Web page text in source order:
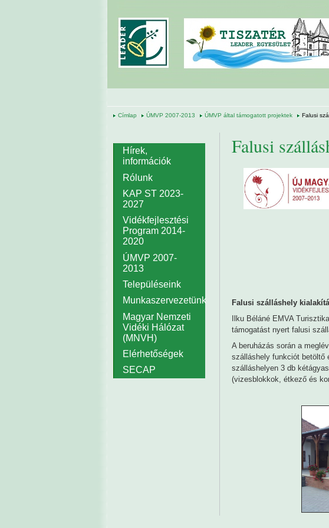
Címlap ÚMVP 2007-2013 ÚMVP által támogatott projektek Falusi
Falusi
Falusi szálláshely
Ilku Béláné EMVA
támogatást nyert falusi
A beruházás során a
szálláshely funkciót betöltő
szálláshelyen 3 db
(vizesblokkok, étkező és
Hírek,
információk
Rólunk
KAP ST 2023-
2027
Vidékfejlesztési
Program 2014-
2020
ÚMVP 2007-
2013
Településeink
Munkaszervezetünk
Magyar Nemzeti
Vidéki Hálózat
(MNVH)
Elérhetőségek
SECAP